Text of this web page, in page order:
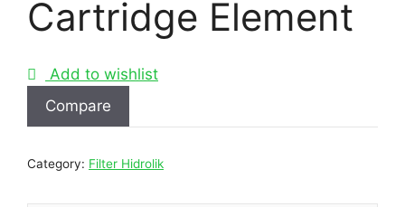
Cartridge Element
Add to wishlist
Compare
Category: Filter Hidrolik